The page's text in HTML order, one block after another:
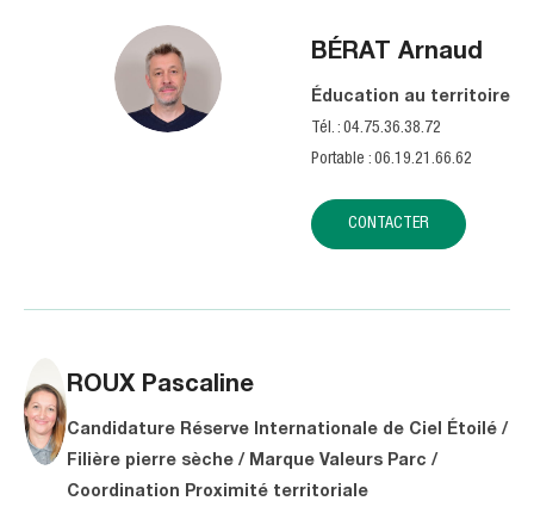
BÉRAT Arnaud
Éducation au territoire
Tél. : 04.75.36.38.72
Portable : 06.19.21.66.62
CONTACTER
ROUX Pascaline
Candidature Réserve Internationale de Ciel Étoilé /
Filière pierre sèche / Marque Valeurs Parc /
Coordination Proximité territoriale